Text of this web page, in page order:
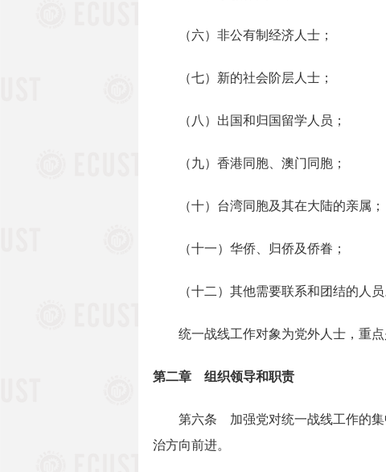
（六）非公有制经济人士；
（七）新的社会阶层人士；
（八）出国和归国留学人员；
（九）香港同胞、澳门同胞；
（十）台湾同胞及其在大陆的亲属；
（十一）华侨、归侨及侨眷；
（十二）其他需要联系和团结的人员
统一战线工作对象为党外人士，重点
第二章 组织领导和职责
第六条 加强党对统一战线工作的集中
治方向前进。